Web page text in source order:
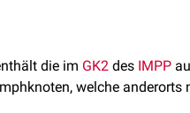
die im GK2 des IMPP
welche